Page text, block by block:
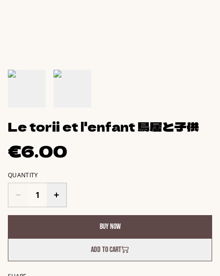
Le torii et l'enfant 鳥居と子供
€6.00
QUANTITY
Buy now
Add to cart